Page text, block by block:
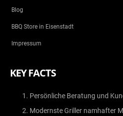
Blog
BBQ Store in Eisenstadt
Impressum
KEY FACTS
Persönliche Beratung und
Modernste Griller namhafter